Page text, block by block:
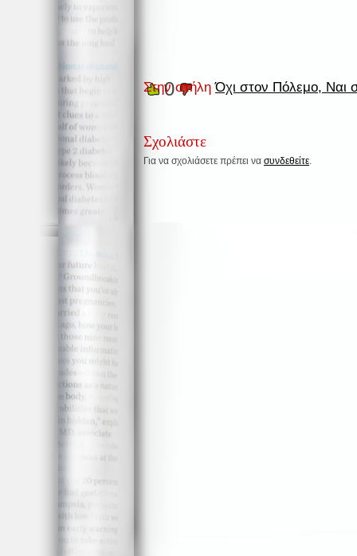
Στην στήληΌχι στον Πόλεμο, Ναι
0
Σχολιάστε
Για να σχολιάσετε πρέπει να συνδεθείτε.